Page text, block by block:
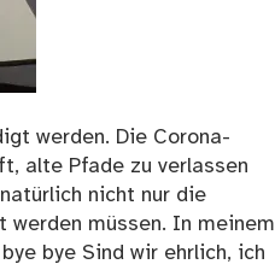
werden. Die Corona-
alte Pfade zu verlassen
nicht nur die
werden müssen. In meinem
bye Sind wir ehrlich, ich